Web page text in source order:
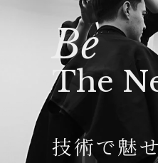
Be
The
技術で魅せ